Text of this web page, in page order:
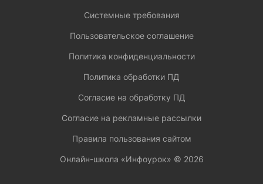
Системные требования
Пользовательское соглашение
Политика конфиденциальности
Политика обработки ПД
Согласие на обработку ПД
Согласие на рекламные рассылки
Правила пользования сайтом
Онлайн-школа «Инфоурок» © 2026